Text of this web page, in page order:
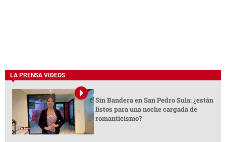
LA PRENSA VIDEOS
Sin Bandera en San Pedro Sula: ¿están
listos para una noche cargada de
romanticismo?